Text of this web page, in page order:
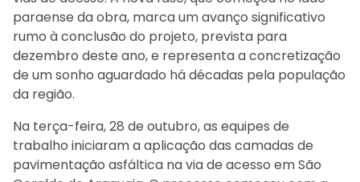
paraense da obra, marca um avanço significativo
rumo à conclusão do projeto, prevista para
dezembro deste ano, e representa a concretização
de um sonho aguardado há décadas pela população
da região.
Na terça-feira, 28 de outubro, as equipes de
trabalho iniciaram a aplicação das camadas de
pavimentação asfáltica na via de acesso em São